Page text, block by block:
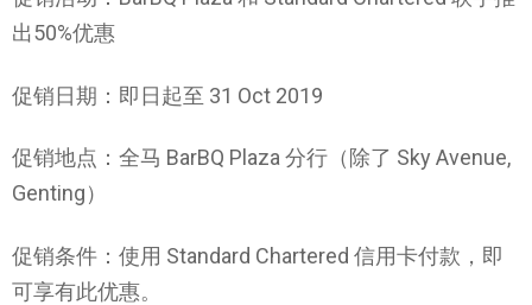
出50%优惠
促销日期：即日起至 31 Oct 2019
促销地点：全马 BarBQ Plaza 分行（除了 Sky Avenue,
Genting）
促销条件：使用 Standard Chartered 信用卡付款，即
可享有此优惠。